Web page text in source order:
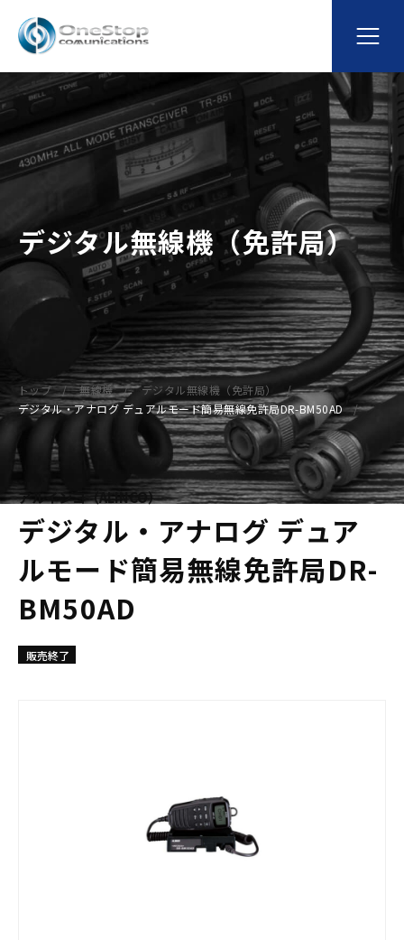
デジタル無線機（免許局）
トップ 無線機
デジタル無線機（免許局）
デジタル・アナログ デュアルモード簡易無線免許局DR-BM50AD
アルインコ（ALINCO）
デジタル・アナログ デュア
ルモード簡易無線免許局DR-
BM50AD
販売終了